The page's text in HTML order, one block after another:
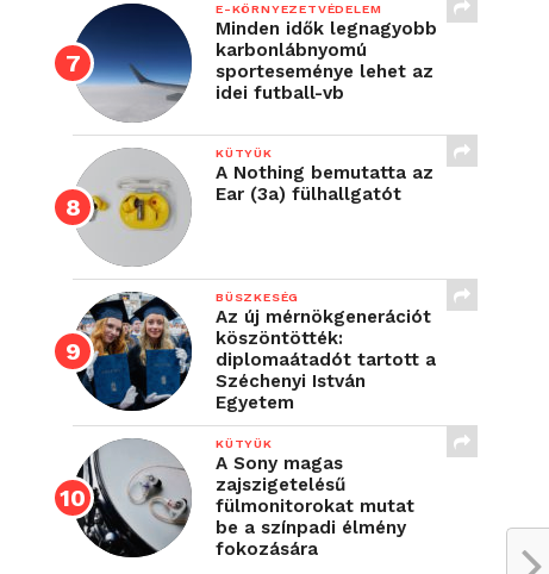
E-KÖRNYEZETVÉDELEM
Minden idők legnagyobb
karbonlábnyomú
sporteseménye lehet az
idei futball-vb
KÜTYÜK
A Nothing bemutatta az
Ear (3a) fülhallgatót
BÜSZKESÉG
Az új mérnökgenerációt
köszöntötték:
diplomaátadót tartott a
Széchenyi István
Egyetem
KÜTYÜK
A Sony magas
zajszigetelésű
fülmonitorokat mutat
be a színpadi élmény
fokozására